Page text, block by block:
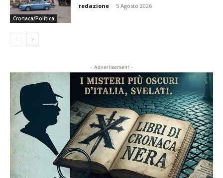
Cronaca/Politica
redazione - 5 Agosto 2026
- Advertisement -